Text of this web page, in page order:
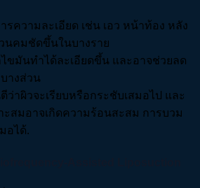
ความละเอียด เช่น เอว หน้าท้อง หลัง
นคมชัดขึ้นในบางราย
ขมันทำได้ละเอียดขึ้น และอาจช่วยลด
างส่วน
าผิวจะเรียบหรือกระชับเสมอไป และ
ะสมอาจเกิดความร้อนสะสม การบวม
อได้.